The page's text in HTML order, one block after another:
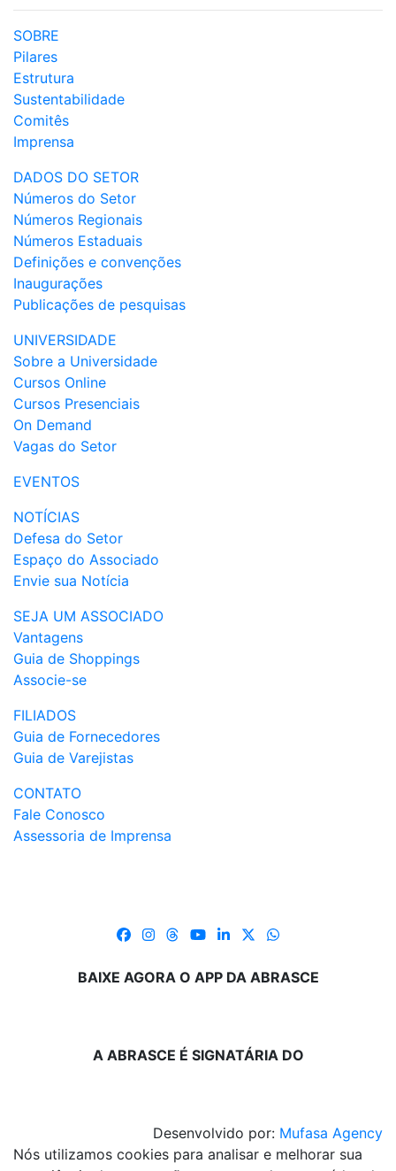
SOBRE
Pilares
Estrutura
Sustentabilidade
Comitês
Imprensa
DADOS DO SETOR
Números do Setor
Números Regionais
Números Estaduais
Definições e convenções
Inaugurações
Publicações de pesquisas
UNIVERSIDADE
Sobre a Universidade
Cursos Online
Cursos Presenciais
On Demand
Vagas do Setor
EVENTOS
NOTÍCIAS
Defesa do Setor
Espaço do Associado
Envie sua Notícia
SEJA UM ASSOCIADO
Vantagens
Guia de Shoppings
Associe-se
FILIADOS
Guia de Fornecedores
Guia de Varejistas
CONTATO
Fale Conosco
Assessoria de Imprensa
BAIXE AGORA O APP DA ABRASCE
A ABRASCE É SIGNATÁRIA DO
Desenvolvido por: Mufasa Agency
Nós utilizamos cookies para analisar e melhorar sua